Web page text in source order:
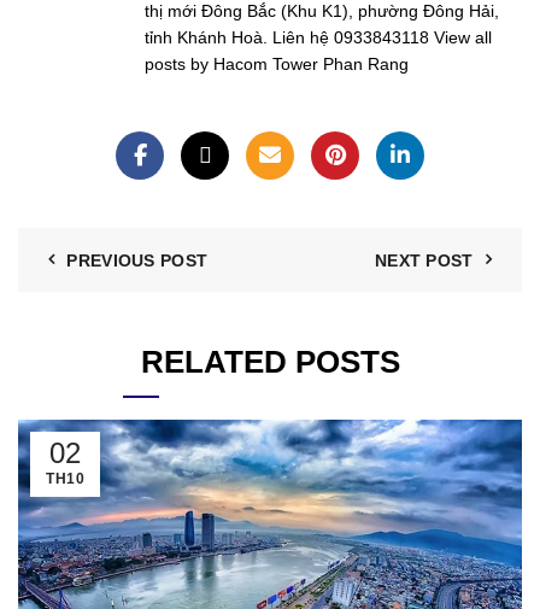
thị mới Đông Bắc (Khu K1), phường Đông Hải,
tỉnh Khánh Hoà. Liên hệ 0933843118 View all
posts by Hacom Tower Phan Rang
PREVIOUS POST NEXT POST
RELATED POSTS
02
TH10